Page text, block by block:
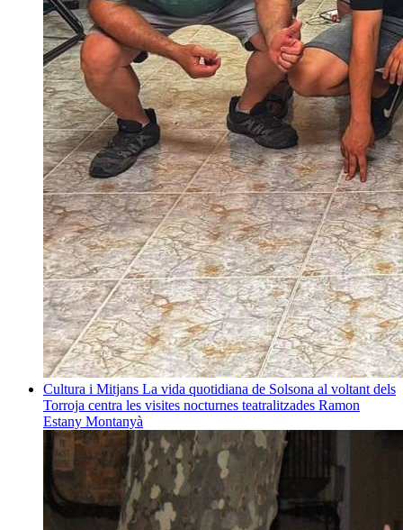
Cultura i Mitjans La vida quotidiana de Solsona al voltant dels
Torroja centra les visites nocturnes teatralitzades Ramon
Estany Montanyà